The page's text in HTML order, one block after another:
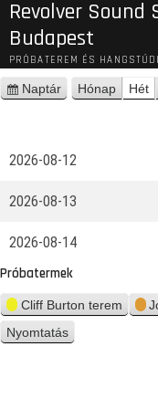
Revolver Sound
Budapest
PRÓBATEREM ÉS
Naptár
e
Hónap Hét
2026-08-12
2026-08-13
2026-08-14
Próbatermek
Cliff Burton terem
Nyomtatás